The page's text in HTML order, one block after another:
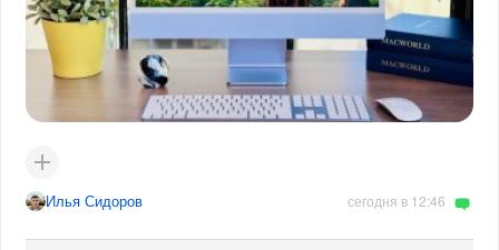
Илья Сидоров сегодня в 12:46